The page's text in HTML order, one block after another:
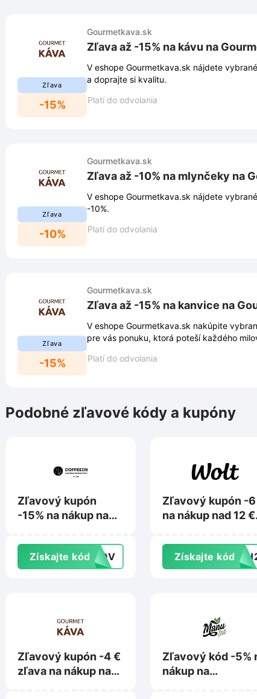
Zľava
-15%
Gourmetkava.sk
Zľava až -15% na kávu na
V eshope Gourmetkava.sk nájdete
a doprajte si kvalitu.
Platí do odvolania
Zľava
-10%
Gourmetkava.sk
Zľava až -10% na mlynčeky na
V eshope Gourmetkava.sk nájdete
-10%.
Platí do odvolania
Zľava
-15%
Gourmetkava.sk
Zľava až -15% na kanvice na
V eshope Gourmetkava.sk nakúpite
pre vás ponuku, ktorá poteší každého
Platí do odvolania
Podobné zľavové kódy a kupóny
Zľavový kupón
-15% na nákup na
Získajte kódOKOV
Zľavový kupón -
na nákup nad 12 €
Získajte kód
Zľavový kupón -4 €
zľava na nákup na
Zľavový kód -5%
nákup na